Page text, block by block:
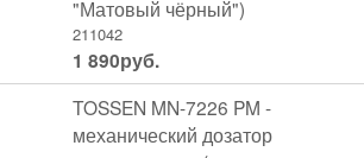
"Матовый чёрный")
211042
1 890руб.
TOSSEN MN-7226 PM -
механический дозатор